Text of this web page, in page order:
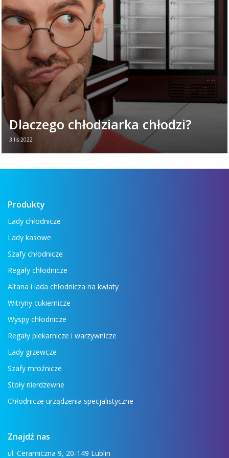
Czytaj więcej →
Dlaczego chłodziarka chłodzi?
3 lis 2022
Trudno wyobrazić sobie współczesne życie
Produkty
Lady chłodnicze
Lady kasowe
Szafy chłodnicze
Regały chłodnicze
Altana i lada chłodnicza na kwiaty
Witryny cukiernicze
Wyspy chłodnicze
Regały piekarnicze i warzywnicze
Lady grzewcze
Szafy mroźnicze
Stoły nierdzewne
Chłodnicze urządzenia specjalistyczne
Znajdź nas
ul. Ceramiczna 9, 20-149 Lublin